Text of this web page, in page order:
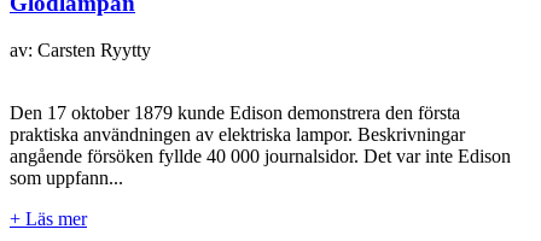
av: Carsten Ryytty
Den 17 oktober 1879 kunde Edison demonstrera den första
praktiska användningen av elektriska lampor. Beskrivningar
angående försöken fyllde 40 000 journalsidor. Det var inte Edison
som uppfann...
+ Läs mer